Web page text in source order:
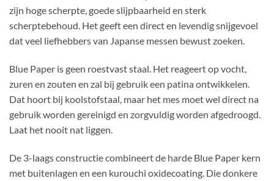
zijn hoge scherpte, goede slijpbaarheid en sterk
scherptebehoud. Het geeft een direct en levendig snijgevoel
dat veel liefhebbers van Japanse messen bewust zoeken.
Blue Paper is geen roestvast staal. Het reageert op vocht,
zuren en zouten en zal bij gebruik een patina ontwikkelen.
Dat hoort bij koolstofstaal, maar het mes moet wel direct na
gebruik worden gereinigd en zorgvuldig worden afgedroogd.
Laat het nooit nat liggen.
De 3-laags constructie combineert de harde Blue Paper kern
met buitenlagen en een kurouchi oxidecoating. Die donkere